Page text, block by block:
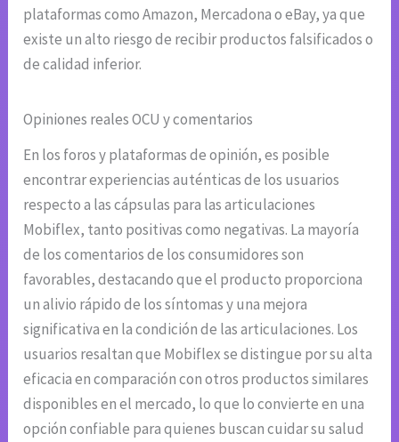
plataformas como Amazon, Mercadona o eBay, ya que
existe un alto riesgo de recibir productos falsificados o
de calidad inferior.
Opiniones reales OCU y comentarios
En los foros y plataformas de opinión, es posible
encontrar experiencias auténticas de los usuarios
respecto a las cápsulas para las articulaciones
Mobiflex, tanto positivas como negativas. La mayoría
de los comentarios de los consumidores son
favorables, destacando que el producto proporciona
un alivio rápido de los síntomas y una mejora
significativa en la condición de las articulaciones. Los
usuarios resaltan que Mobiflex se distingue por su alta
eficacia en comparación con otros productos similares
disponibles en el mercado, lo que lo convierte en una
opción confiable para quienes buscan cuidar su salud